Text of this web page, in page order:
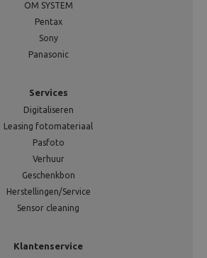
OM SYSTEM
Pentax
Sony
Panasonic
Services
Digitaliseren
Leasing fotomateriaal
Pasfoto
Verhuur
Geschenkbon
Herstellingen/Service
Sensor cleaning
Klantenservice